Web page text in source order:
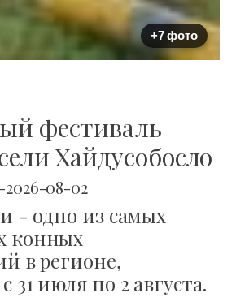
+7 фото
фестиваль
Хайдусобосло
-2026-08-02
- одно из самых
конных
в регионе,
31 июля по 2 августа.